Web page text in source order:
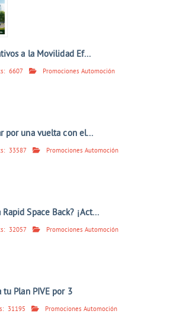
a la Movilidad Ef...
6607 Promociones Automoción
por una vuelta con el...
33587 Promociones Automoción
Space Back? ¡Act...
32057 Promociones Automoción
Plan PIVE por 3
31195 Promociones Automoción